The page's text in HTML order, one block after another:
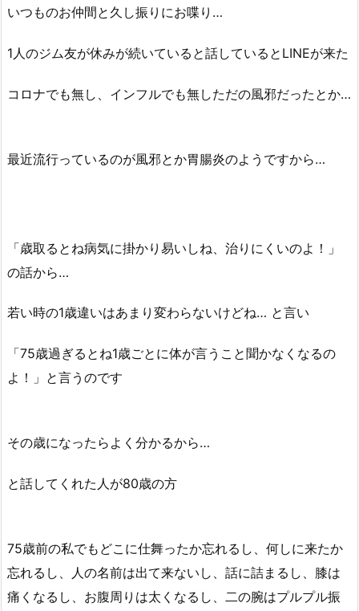
いつものお仲間と久し振りにお喋り…
1人のジム友が休みが続いていると話しているとLINEが来た
コロナでも無し、インフルでも無しただの風邪だったとか…
最近流行っているのが風邪とか胃腸炎のようですから…
「歳取るとね病気に掛かり易いしね、治りにくいのよ！」
の話から…
若い時の1歳違いはあまり変わらないけどね… と言い
「75歳過ぎるとね1歳ごとに体が言うこと聞かなくなるの
よ！」と言うのです
その歳になったらよく分かるから…
と話してくれた人が80歳の方
75歳前の私でもどこに仕舞ったか忘れるし、何しに来たか
忘れるし、人の名前は出て来ないし、話に詰まるし、膝は
痛くなるし、お腹周りは太くなるし、二の腕はプルプル振